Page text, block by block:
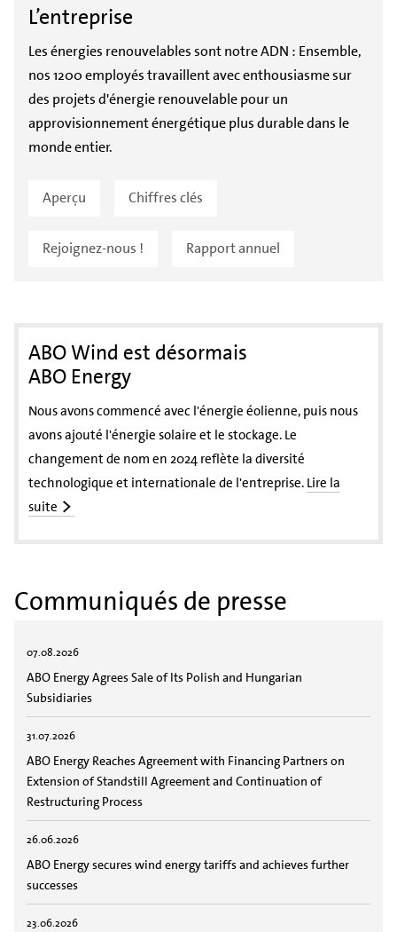
L’entreprise
Les énergies renouvelables sont notre ADN : Ensemble,
nos 1200 employés travaillent avec enthousiasme sur
des projets d'énergie renouvelable pour un
approvisionnement énergétique plus durable dans le
monde entier.
Aperçu Chiffres clés
Rejoignez-nous ! Rapport annuel
ABO Wind est désormais
ABO Energy
Nous avons commencé avec l'énergie éolienne, puis nous
avons ajouté l'énergie solaire et le stockage. Le
changement de nom en 2024 reflète la diversité
technologique et internationale de l'entreprise. Lire la
suite
Communiqués de presse
07.08.2026
ABO Energy Agrees Sale of Its Polish and Hungarian
Subsidiaries
31.07.2026
ABO Energy Reaches Agreement with Financing Partners on
Extension of Standstill Agreement and Continuation of
Restructuring Process
26.06.2026
ABO Energy secures wind energy tariffs and achieves further
successes
23.06.2026